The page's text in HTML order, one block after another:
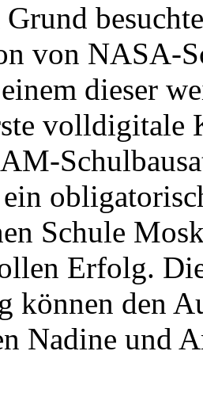
von NASA-
dieser
volldigitale
Schule
Erfolg.
können den
Nadine und